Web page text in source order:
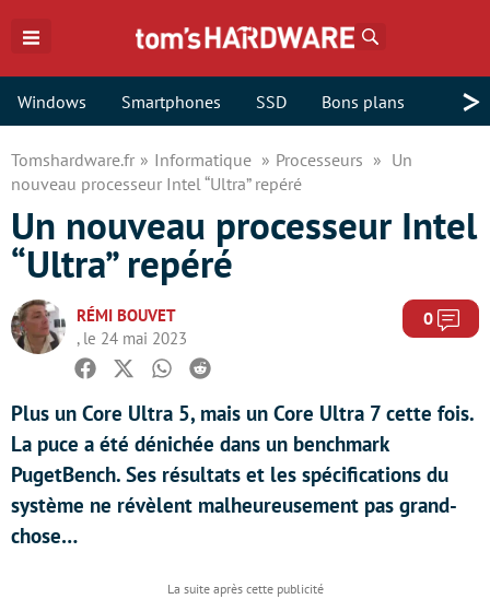
Windows Smartphones SSD Bons plans >
Tomshardware.fr Informatique Processeurs
Un
nouveau processeur Intel “Ultra” repéré
Un nouveau processeur Intel
“Ultra” repéré
RÉMI BOUVET
, le 24 mai 2023
0
Facebook
TwitterWhatsapp
Reddit
Plus un Core Ultra 5, mais un Core Ultra 7 cette fois.
La puce a été dénichée dans un benchmark
PugetBench. Ses résultats et les spécifications du
système ne révèlent malheureusement pas grand-
chose…